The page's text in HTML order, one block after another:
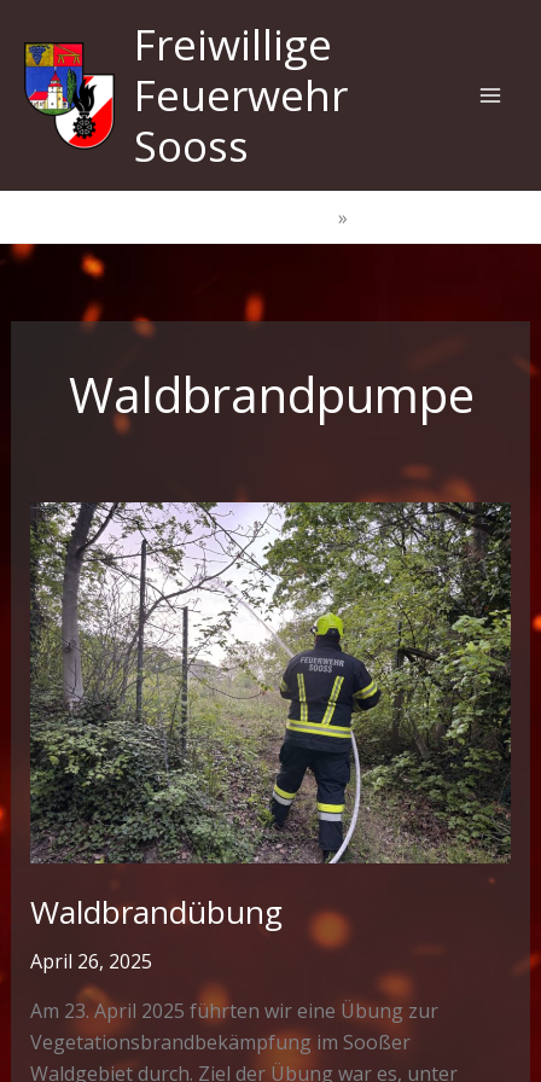
Inhalt
springen
Freiwillige
Feuerwehr
Sooss
Waldbrandpumpe
Waldbrandübung
April 26, 2025
Am 23. April 2025 führten wir eine Übung zur
Vegetationsbrandbekämpfung im Sooßer
Waldgebiet durch. Ziel der Übung war es, unter